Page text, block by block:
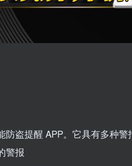
防盗提醒 APP。它具有多种
警报